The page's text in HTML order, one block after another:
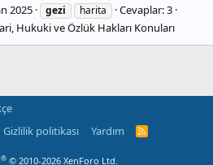
2025 gezi harita
Cevaplar: 3
Hukuki ve Özlük Hakları Konuları
Gizlilik politikası Yardım
R
® © 2010-2026 XenForo Ltd.